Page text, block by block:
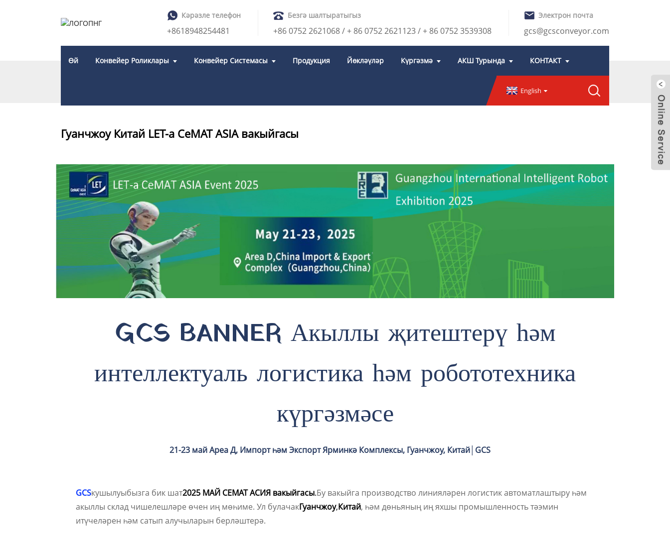
Кәрәзле телефон
+8618948254481
Безгә шалтыратыгыз
+86 0752 2621068 / + 86 0752 2621123 / + 86 0752 3539308
Электрон почта
gcs@gcsconveyor.com
Өй Конвейер Роликлары Конвейер Системасы Продукция Йөкләүләр Күргәзмә АКШ Турында КОНТАКТ
English
Гуанчжоу Китай LET-a CeMAT ASIA вакыйгасы
GCS BANNER Акыллы җитештерү һәм
интеллектуаль логистика һәм робототехника
күргәзмәсе
21-23 май Ареа Д, Импорт һәм Экспорт Ярминкә Комплексы, Гуанчжоу, Китай│GCS
GCSкушылуыбызга бик шат2025 МАЙ СЕМАТ АСИЯ вакыйгасы.Бу вакыйга производство линияләрен логистик автоматлаштыру һәм
акыллы склад чишелешләре өчен иң мөһиме. Ул булачакГуанчжоу,Китай, һәм дөньяның иң яхшы промышленность тәэмин
итүчеләрен һәм сатып алучыларын берләштерә.